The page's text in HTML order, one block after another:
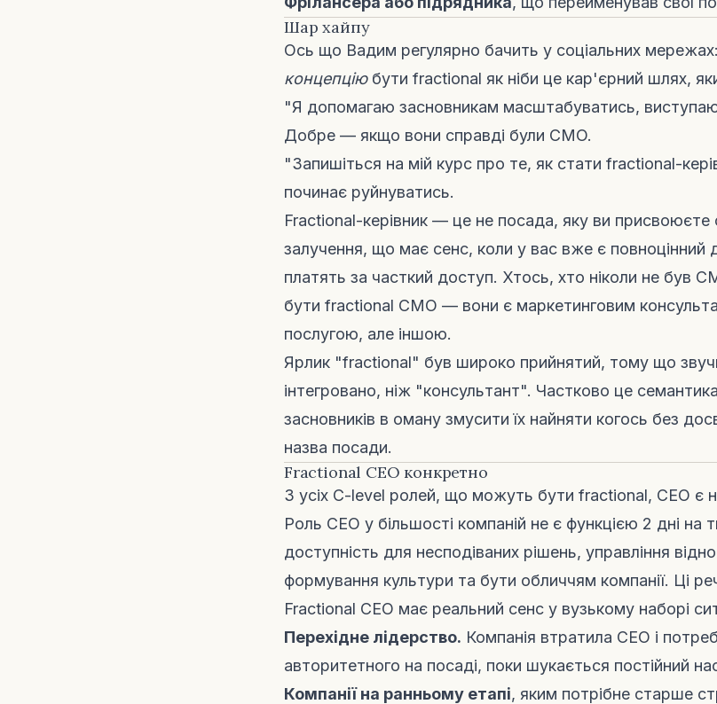
Шар хайпу
Ось що Вадим регулярно бачить у соціальних
концепціюбути fractional як ніби це кар'єрний шлях,
"Я допомагаю засновникам масштабуватись,
Добре — якщо вони справді були CMO.
"Запишіться на мій курс про те, як стати fractional-
починає руйнуватись.
Fractional-керівник — це не посада, яку ви
залучення, що має сенс, коли у вас вже є повноцінний
платять за часткий доступ. Хтось, хто ніколи не був
бути fractional CMO — вони є маркетинговим
послугою, але іншою.
Ярлик "fractional" був широко прийнятий, тому що
інтегровано, ніж "консультант". Частково це
засновників в оману змусити їх найняти когось без
назва посади.
Fractional CEO конкретно
З усіх C-level ролей, що можуть бути fractional, CEO є
Роль CEO у більшості компаній не є функцією 2 дні
доступність для несподіваних рішень, управління
формування культури та бути обличчям компанії. Ці
Fractional CEO має реальний сенс у вузькому наборі
Перехідне лідерство. Компанія втратила CEO і
авторитетного на посаді, поки шукається постійний
Компанії на ранньому етапі, яким потрібне старше